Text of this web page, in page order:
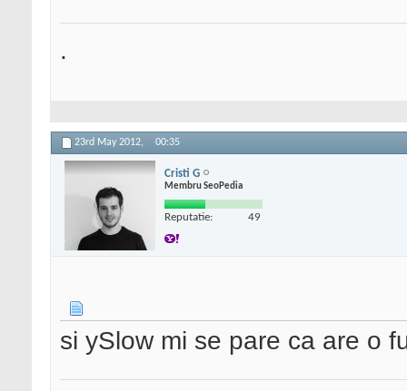
.
23rd May 2012, 00:35
Cristi G
Membru SeoPedia
Reputatie: 49
si ySlow mi se pare ca are o